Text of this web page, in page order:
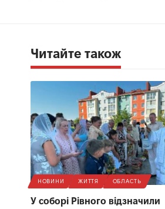
Читайте також
НОВИНИ ЖИТТЯ ОБЛАСТЬ
У соборі Рівного відзначили